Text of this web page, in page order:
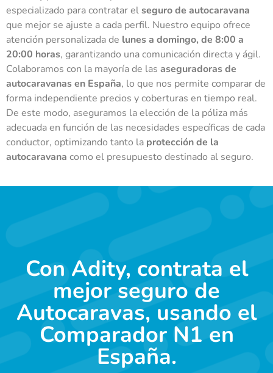
especializado para contratar elseguro de autocaravana
que mejor se ajuste a cada perfil. Nuestro equipo ofrece
atención personalizada de lunes a domingo, de 8:00 a
20:00 horas, garantizando una comunicación directa y ágil.
Colaboramos con la mayoría de las aseguradoras de
autocaravanas en España, lo que nos permite comparar de
forma independiente precios y coberturas en tiempo real.
De este modo, aseguramos la elección de la póliza más
adecuada en función de las necesidades específicas de cada
conductor, optimizando tanto la protección de la
autocaravana como el presupuesto destinado al seguro.
Con Adity, contrata el
mejor seguro de
Autocaravas, usando el
Comparador N1 en
España.